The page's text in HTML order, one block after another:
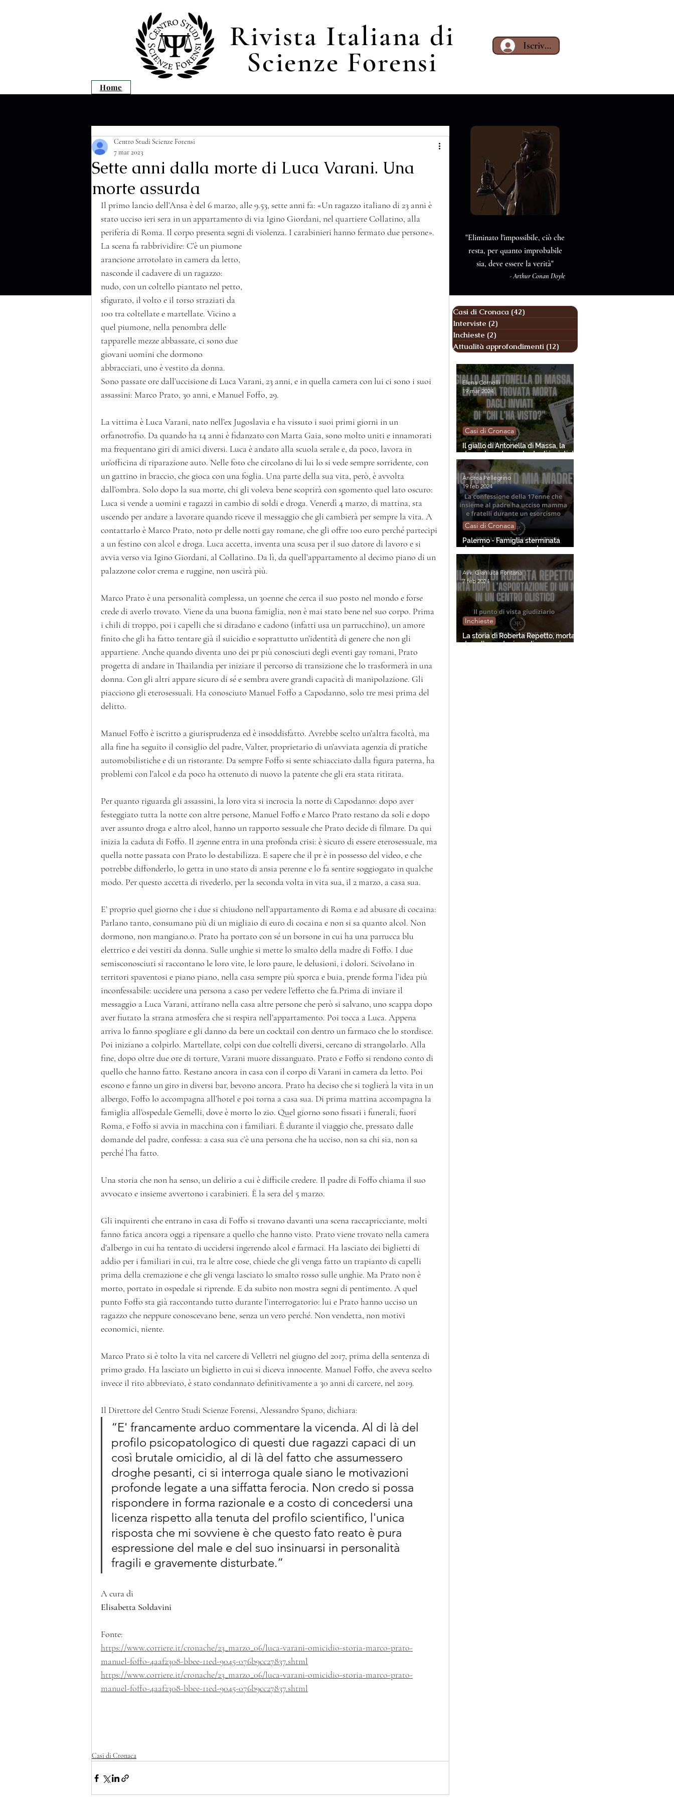
Rivista Italiana di
Scienze Forensi Iscriviti
Home
"Eliminato l'impossibile, ciò che
resta, per quanto improbabile
sia, deve essere la verità"
- Arthur Conan Doyle
Casi di Cronaca (42)
Interviste (2)
Inchieste (2)
Attualità approfondimenti (12) 12 post
Il giallo di Antonella di Massa, la
donna trovata morta dagli inviati di
"Chi l'ha visto?"
Casi di Cronaca
Elena Cornelli
19 mar 2024
Palermo - Famiglia sterminata
durante un esorcismo. La
confessione della minore
sopravvissuta.
Casi di Cronaca
Andrea Pellegrino
19 feb 2024
La storia di Roberta Repetto, morta
dopo l'asportazione di un neo in un
Inchieste
Avv. Gianluca Fontana
7 feb 2024
Sette anni dalla morte di Luca Varani. Una
morte assurda
Centro Studi Scienze Forensi
7 mar 2023
Il primo lancio dell’Ansa è del 6 marzo, alle 9.53, sette anni fa: «Un ragazzo italiano di 23 anni è
stato ucciso ieri sera in un appartamento di via Igino Giordani, nel quartiere Collatino, alla
periferia di Roma. Il corpo presenta segni di violenza. I carabinieri hanno fermato due persone».
La scena fa rabbrividire: C’è un piumone
arancione arrotolato in camera da letto,
nasconde il cadavere di un ragazzo:
nudo, con un coltello piantato nel petto,
sfigurato, il volto e il torso straziati da
100 tra coltellate e martellate. Vicino a
quel piumone, nella penombra delle
tapparelle mezze abbassate, ci sono due
giovani uomini che dormono
abbracciati, uno è vestito da donna.
Sono passate ore dall’uccisione di Luca Varani, 23 anni, e in quella camera con lui ci sono i suoi
assassini: Marco Prato, 30 anni, e Manuel Foffo, 29.
La vittima è Luca Varani, nato nell’ex Jugoslavia e ha vissuto i suoi primi giorni in un
orfanotrofio. Da quando ha 14 anni è fidanzato con Marta Gaia, sono molto uniti e innamorati
ma frequentano giri di amici diversi. Luca è andato alla scuola serale e, da poco, lavora in
un’officina di riparazione auto. Nelle foto che circolano di lui lo si vede sempre sorridente, con
un gattino in braccio, che gioca con una foglia. Una parte della sua vita, però, è avvolta
dall’ombra. Solo dopo la sua morte, chi gli voleva bene scoprirà con sgomento quel lato oscuro:
Luca si vende a uomini e ragazzi in cambio di soldi e droga. Venerdì 4 marzo, di mattina, sta
uscendo per andare a lavorare quando riceve il messaggio che gli cambierà per sempre la vita. A
contattarlo è Marco Prato, noto pr delle notti gay romane, che gli offre 100 euro perché partecipi
a un festino con alcol e droga. Luca accetta, inventa una scusa per il suo datore di lavoro e si
avvia verso via Igino Giordani, al Collatino. Da lì, da quell’appartamento al decimo piano di un
palazzone color crema e ruggine, non uscirà più.
Marco Prato è una personalità complessa, un 30enne che cerca il suo posto nel mondo e forse
crede di averlo trovato. Viene da una buona famiglia, non è mai stato bene nel suo corpo. Prima
i chili di troppo, poi i capelli che si diradano e cadono (infatti usa un parrucchino), un amore
finito che gli ha fatto tentare già il suicidio e soprattutto un’identità di genere che non gli
appartiene. Anche quando diventa uno dei pr più conosciuti degli eventi gay romani, Prato
progetta di andare in Thailandia per iniziare il percorso di transizione che lo trasformerà in una
donna. Con gli altri appare sicuro di sé e sembra avere grandi capacità di manipolazione. Gli
piacciono gli eterosessuali. Ha conosciuto Manuel Foffo a Capodanno, solo tre mesi prima del
delitto.
Manuel Foffo è iscritto a giurisprudenza ed è insoddisfatto. Avrebbe scelto un’altra facoltà, ma
alla fine ha seguito il consiglio del padre, Valter, proprietario di un’avviata agenzia di pratiche
automobilistiche e di un ristorante. Da sempre Foffo si sente schiacciato dalla figura paterna, ha
problemi con l’alcol e da poco ha ottenuto di nuovo la patente che gli era stata ritirata.
Per quanto riguarda gli assassini, la loro vita si incrocia la notte di Capodanno: dopo aver
festeggiato tutta la notte con altre persone, Manuel Foffo e Marco Prato restano da soli e dopo
aver assunto droga e altro alcol, hanno un rapporto sessuale che Prato decide di filmare. Da qui
inizia la caduta di Foffo. Il 29enne entra in una profonda crisi: è sicuro di essere eterosessuale, ma
quella notte passata con Prato lo destabilizza. E sapere che il pr è in possesso del video, e che
potrebbe diffonderlo, lo getta in uno stato di ansia perenne e lo fa sentire soggiogato in qualche
modo. Per questo accetta di rivederlo, per la seconda volta in vita sua, il 2 marzo, a casa sua.
E’ proprio quel giorno che i due si chiudono nell’appartamento di Roma e ad abusare di cocaina:
Parlano tanto, consumano più di un migliaio di euro di cocaina e non si sa quanto alcol. Non
dormono, non mangiano.o. Prato ha portato con sé un borsone in cui ha una parrucca blu
elettrico e dei vestiti da donna. Sulle unghie si mette lo smalto della madre di Foffo. I due
semisconosciuti si raccontano le loro vite, le loro paure, le delusioni, i dolori. Scivolano in
territori spaventosi e piano piano, nella casa sempre più sporca e buia, prende forma l’idea più
inconfessabile: uccidere una persona a caso per vedere l’effetto che fa.Prima di inviare il
messaggio a Luca Varani, attirano nella casa altre persone che però si salvano, uno scappa dopo
aver fiutato la strana atmosfera che si respira nell’appartamento. Poi tocca a Luca. Appena
arriva lo fanno spogliare e gli danno da bere un cocktail con dentro un farmaco che lo stordisce.
Poi iniziano a colpirlo. Martellate, colpi con due coltelli diversi, cercano di strangolarlo. Alla
fine, dopo oltre due ore di torture, Varani muore dissanguato. Prato e Foffo si rendono conto di
quello che hanno fatto. Restano ancora in casa con il corpo di Varani in camera da letto. Poi
escono e fanno un giro in diversi bar, bevono ancora. Prato ha deciso che si toglierà la vita in un
albergo, Foffo lo accompagna all’hotel e poi torna a casa sua. Di prima mattina accompagna la
famiglia all’ospedale Gemelli, dove è morto lo zio. Quel giorno sono fissati i funerali, fuori
Roma, e Foffo si avvia in macchina con i familiari. È durante il viaggio che, pressato dalle
domande del padre, confessa: a casa sua c’è una persona che ha ucciso, non sa chi sia, non sa
perché l’ha fatto.
Una storia che non ha senso, un delirio a cui è difficile credere. Il padre di Foffo chiama il suo
avvocato e insieme avvertono i carabinieri. È la sera del 5 marzo.
Gli inquirenti che entrano in casa di Foffo si trovano davanti una scena raccapricciante, molti
fanno fatica ancora oggi a ripensare a quello che hanno visto. Prato viene trovato nella camera
d’albergo in cui ha tentato di uccidersi ingerendo alcol e farmaci. Ha lasciato dei biglietti di
addio per i familiari in cui, tra le altre cose, chiede che gli venga fatto un trapianto di capelli
prima della cremazione e che gli venga lasciato lo smalto rosso sulle unghie. Ma Prato non è
morto, portato in ospedale si riprende. E da subito non mostra segni di pentimento. A quel
punto Foffo sta già raccontando tutto durante l’interrogatorio: lui e Prato hanno ucciso un
ragazzo che neppure conoscevano bene, senza un vero perché. Non vendetta, non motivi
economici, niente.
Marco Prato si è tolto la vita nel carcere di Velletri nel giugno del 2017, prima della sentenza di
primo grado. Ha lasciato un biglietto in cui si diceva innocente. Manuel Foffo, che aveva scelto
invece il rito abbreviato, è stato condannato definitivamente a 30 anni di carcere, nel 2019.
Il Direttore del Centro Studi Scienze Forensi, Alessandro Spano, dichiara:
“E' francamente arduo commentare la vicenda. Al di là del
profilo psicopatologico di questi due ragazzi capaci di un
così brutale omicidio, al di là del fatto che assumessero
droghe pesanti, ci si interroga quale siano le motivazioni
profonde legate a una siffatta ferocia. Non credo si possa
rispondere in forma razionale e a costo di concedersi una
licenza rispetto alla tenuta del profilo scientifico, l'unica
risposta che mi sovviene è che questo fato reato è pura
espressione del male e del suo insinuarsi in personalità
fragili e gravemente disturbate.”
A cura di
Elisabetta Soldavini
Fonte:
https://www.corriere.it/cronache/23_marzo_06/luca-varani-omicidio-storia-marco-prato-
manuel-foffo-4aaf2308-bbee-11ed-9045-076b9cc27837.shtml
https://www.corriere.it/cronache/23_marzo_06/luca-varani-omicidio-storia-marco-prato-
manuel-foffo-4aaf2308-bbee-11ed-9045-076b9cc27837.shtml
Casi di Cronaca